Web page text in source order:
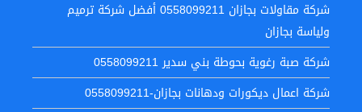
شركة مقاولات بجازان 0558099211 أفضل شركة ترميم
ولياسة بجازان
شركة صبة رغوية بحوطة بني سدير 0558099211
شركة اعمال ديكورات ودهانات بجازان-0558099211